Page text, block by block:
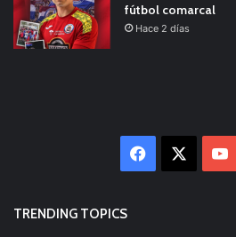
fútbol comarcal
Hace 2 días
Facebook
TRENDING TOPICS